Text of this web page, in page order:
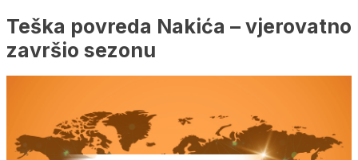
Teška povreda Nakića – vjerovatno
završio sezonu